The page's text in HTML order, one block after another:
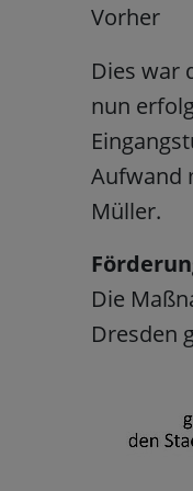
Vorher
Dies war
nun
Aufwand
Müller.
Die
Dresden